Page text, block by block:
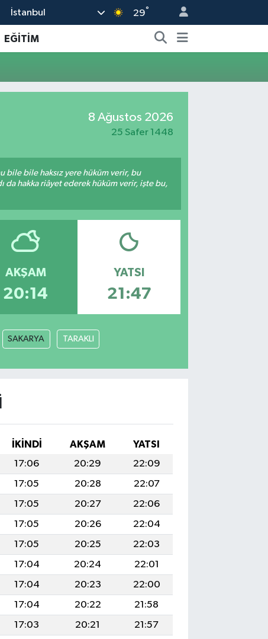
İstanbul 29°
EĞİTİM
8 Ağustos 2026
25 Safer 1448
bile haksız yere hüküm verir, bu
da hakka riâyet ederek hüküm verir, işte bu,
AKŞAM
20:14
YATSI
21:47
SAKARYA TARAKLI
İKINDI AKŞAM
YATSI
17:06 20:29
22:09
17:05 20:28
22:07
17:05 20:27
22:06
17:05 20:26
22:04
17:05 20:25
22:03
17:04 20:24
22:01
17:04 20:23
22:00
17:04 20:22
21:58
17:03 20:21
21:57